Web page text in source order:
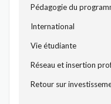
Pédagogie du
International
Vie étudiante
Réseau et insertion
Retour sur